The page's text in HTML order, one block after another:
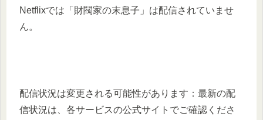
Netflixでは「財閥家の末息子」は配信されていませ
ん。
配信状況は変更される可能性があります：最新の配
信状況は、各サービスの公式サイトでご確認くださ